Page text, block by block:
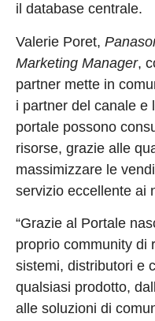
il database centrale.
Valerie Poret,
Marketing Manager,
partner mette in
i partner del canale e
portale possono
risorse, grazie alle
massimizzare le
servizio eccellente ai
“Grazie al Portale
proprio community di
sistemi, distributori e
qualsiasi prodotto,
alle soluzioni di